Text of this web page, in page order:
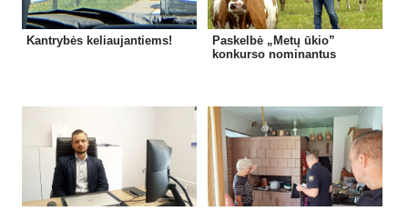
Kantrybės keliaujantiems!
Paskelbė „Metų ūkio”
konkurso nominantus